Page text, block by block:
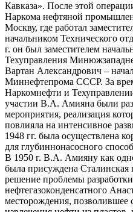
Кавказа». После этой
Наркома нефтяной
Москву, где работал
начальником Технического
г. он был заместителем
Техуправления
Вартан Александрович –
Миннефтепрома СССР. За
Наркомнефти и
участии В.А. Амияна были
мероприятия, реализация
повлияла на интенсивное
1948 гг. была осуществлена
для глубиннонасосного
В 1950 г. В.А. Амияну как
была присуждена
решение проблемы
нефтегазоконденсатного
месторождения, позволившее